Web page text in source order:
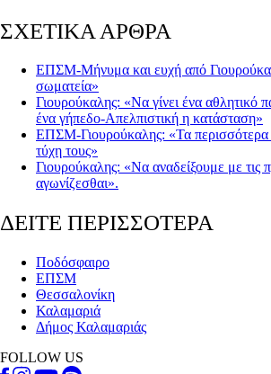
ΣΧΕΤΙΚΑ ΑΡΘΡΑ
ΕΠΣΜ-Μήνυμα και ευχή από
σωματεία»
Γιουρούκαλης: «Να γίνει ένα αθλητικό
ένα γήπεδο-Απελπιστική η κατάσταση»
ΕΠΣΜ-Γιουρούκαλης: «Τα περισσότερα
τύχη τους»
Γιουρούκαλης: «Να αναδείξουμε με τις
αγωνίζεσθαι».
ΔΕΙΤΕ ΠΕΡΙΣΣΟΤΕΡΑ
Ποδόσφαιρο
ΕΠΣΜ
Θεσσαλονίκη
Καλαμαριά
Δήμος Καλαμαριάς
FOLLOW US